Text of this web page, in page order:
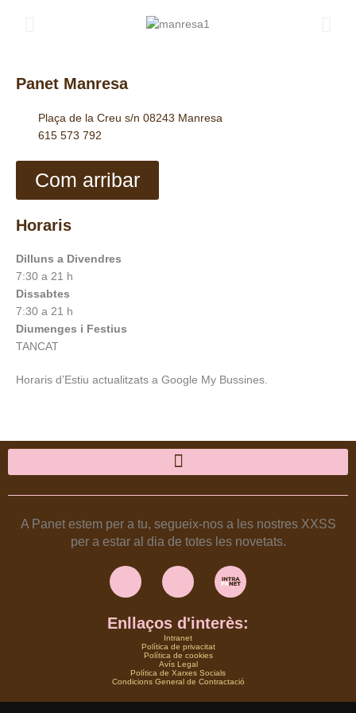
Panet Manresa
Plaça de la Creu s/n 08243 Manresa
615 573 792
Com arribar
Horaris
Dilluns a Divendres
7:30 a 21 h
Dissabtes
7:30 a 21 h
Diumenges i Festius
TANCAT
Horaris d’Estiu actualitzats a Google My Bussines.
A Panet estem per a tu, segueix-nos a les nostres XXSS
per a estar al dia de totes les novetats.
InstagramFacebook
Enllaços d'interès:
Intranet
Política de privacitat
Política de cookies
Avís Legal
Política de Xarxes Socials
Condicions General de Contractació